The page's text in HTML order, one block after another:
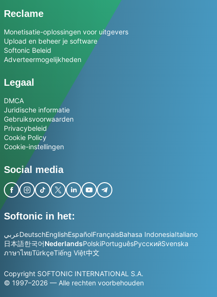
Reclame
Monetisatie-oplossingen voor uitgevers
Upload en beheer je software
Softonic Beleid
Adverteermogelijkheden
Legaal
DMCA
Juridische informatie
Gebruiksvoorwaarden
Privacybeleid
Cookie Policy
Cookie-instellingen
Social media
Softonic in het:
عربيDeutschEnglishEspañolFrançaisBahasa IndonesiaItaliano
日本語한국어NederlandsPolskiPortuguêsРусскийSvenska
ภาษาไทยTürkçeTiếng Việt中文
Copyright SOFTONIC INTERNATIONAL S.A.
© 1997–2026 — Alle rechten voorbehouden